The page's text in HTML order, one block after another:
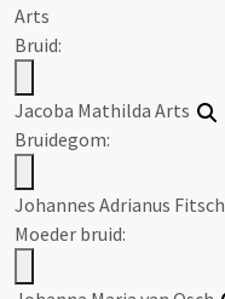
Arts
Bruid:
Jacoba Mathilda Arts
Bruidegom:
Johannes Adrianus Fitsch
Moeder bruid: